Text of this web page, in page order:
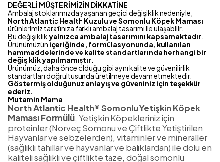
DEĞERLİ MÜŞTERİMİZİN DİKKATİNE
Ambalaj stoklarımızda yaşanan geçici değişiklik nedeniyle,
North Atlantic Health Kuzulu ve Somonlu Köpek Maması
ürünlerimiz tarafınıza farklı ambalaj tasarımı ile ulaşabilir.
Bu değişiklikyalnızca ambalaj tasarımını kapsamaktadır
Ürünümüzün içeriğinde, formülasyonunda, kullanılan
hammaddelerinde ve kalite standartlarında herhangi bir
değişiklik yapılmamıştır
Ürünümüz, daha önce olduğu gibi aynı kalite ve güvenilirlik
standartları doğrultusunda üretilmeye devam etmektedir.
Göstermiş olduğunuz anlayış ve güveniniz için teşekkür
ederiz.
Mutamin Mama
North Atlantic Health® Somonlu Yetişkin Köpek
Maması Formülü, Yetişkin Köpekleriniz için
proteinler (Norveç Somonu ve Çiftlikte Yetiştirilen
Hayvanlar ve sebzelerden), vitaminler ve mineraller
(sağlıklı tahıllar ve hayvanlar ve balıklardan) ile dolu en
kaliteli sağlıklı ve çiftlikte taze, doğal somonlu